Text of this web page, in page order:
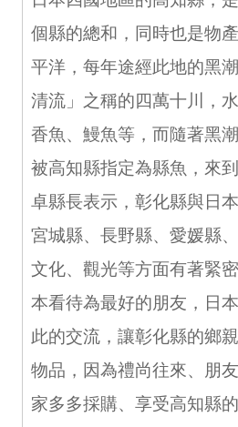
個縣的總和，同時也是物
平洋，每年途經此地的黑
清流」之稱的四萬十川，
香魚、鰻魚等，而隨著黑
被高知縣指定為縣魚，來
卓縣長表示，彰化縣與日
宮城縣、長野縣、愛媛縣
文化、觀光等方面有著緊
本看待為最好的朋友，日
此的交流，讓彰化縣的鄉
物品，因為禮尚往來、朋
家多多採購、享受高知縣